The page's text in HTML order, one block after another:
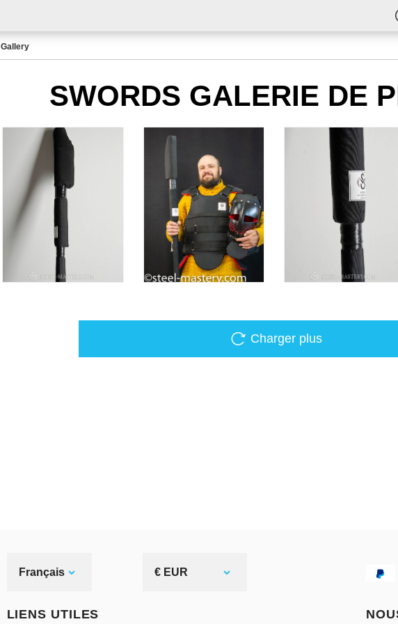
Gallery
SWORDS GALERIE DE
Charger plus
Français € EUR
LIENS UTILES